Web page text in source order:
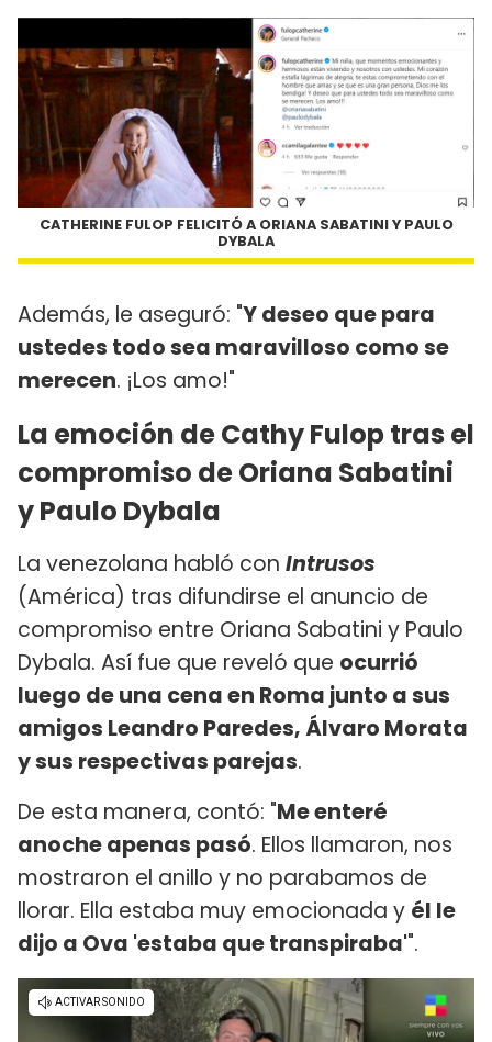
CATHERINE FULOP FELICITÓ A ORIANA SABATINI Y PAULO
DYBALA
Además, le aseguró: "Y deseo que para
ustedes todo sea maravilloso como se
merecen. ¡Los amo!"
La emoción de Cathy Fulop tras el
compromiso de Oriana Sabatini
y Paulo Dybala
La venezolana habló con Intrusos
(América) tras difundirse el anuncio de
compromiso entre Oriana Sabatini y Paulo
Dybala. Así fue que reveló que ocurrió
luego de una cena en Roma junto a sus
amigos Leandro Paredes, Álvaro Morata
y sus respectivas parejas.
De esta manera, contó: "Me enteré
anoche apenas pasó. Ellos llamaron, nos
mostraron el anillo y no parabamos de
llorar. Ella estaba muy emocionada y él le
dijo a Ova 'estaba que transpiraba'".